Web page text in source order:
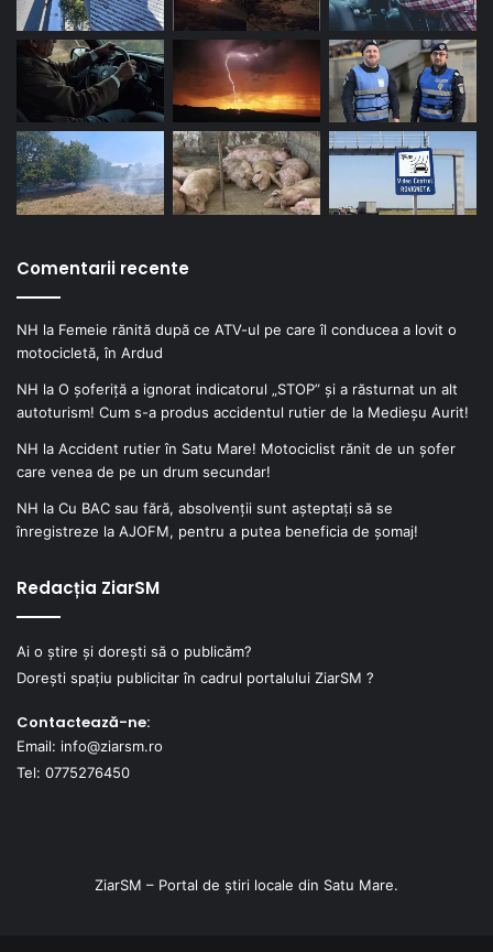
Comentarii recente
NH la Femeie rănită după ce ATV-ul pe care îl conducea a lovit o
motocicletă, în Ardud
NH la O șoferiță a ignorat indicatorul „STOP” și a răsturnat un alt
autoturism! Cum s-a produs accidentul rutier de la Medieșu Aurit!
NH la Accident rutier în Satu Mare! Motociclist rănit de un șofer
care venea de pe un drum secundar!
NH la Cu BAC sau fără, absolvenții sunt așteptați să se
înregistreze la AJOFM, pentru a putea beneficia de șomaj!
Redacția ZiarSM
Ai o știre și dorești să o publicăm?
Dorești spațiu publicitar în cadrul portalului ZiarSM ?
Contactează-ne:
Email: info@ziarsm.ro
Tel: 0775276450
ZiarSM – Portal de știri locale din Satu Mare.